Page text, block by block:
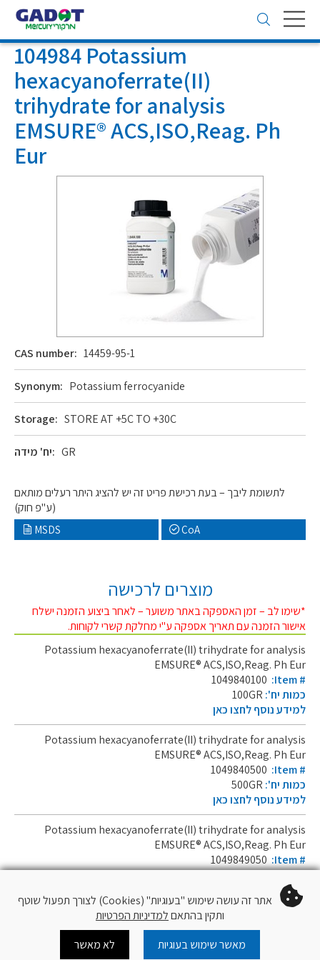
Toggle
navigation
104984 Potassium
hexacyanoferrate(II)
trihydrate for analysis
EMSURE® ACS,ISO,Reag. Ph
Eur
CAS number: 14459-95-1
Synonym: Potassium ferrocyanide
Storage: STORE AT +5C TO +30C
יח' מידה: GR
לתשומת ליבך – בעת רכישת פריט זה יש להציג היתר רעלים מותאם
(ע"פ חוק)
MSDS CoA
מוצרים לרכישה
*שימו לב – זמן האספקה באתר משוער – לאחר ביצוע הזמנה ישלח
אישור הזמנה עם תאריך אספקה ע"י מחלקת קשרי לקוחות.
Potassium hexacyanoferrate(II) trihydrate for analysis
EMSURE® ACS,ISO,Reag. Ph Eur
1049840100 :Item #
כמות יח':
למידע נוסף לחצו כאן
Potassium hexacyanoferrate(II) trihydrate for analysis
EMSURE® ACS,ISO,Reag. Ph Eur
1049840500 :Item #
כמות יח':
למידע נוסף לחצו כאן
Potassium hexacyanoferrate(II) trihydrate for analysis
EMSURE® ACS,ISO,Reag. Ph Eur
1049849050 :Item #
כמות יח':50KG
למידע נוסף לחצו כאן
אתר זה עושה שימוש "בעוגיות" (Cookies) לצורך תפעול שוטף
ותקין בהתאםלמדיניות הפרטיות
מאשר שימוש בעוגיות
לא מאשר